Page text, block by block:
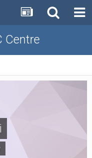
Centre